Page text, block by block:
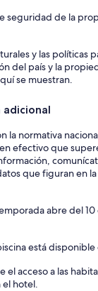
seguridad de la
y las políticas
del país y la
se muestran.
adicional
la normativa
efectivo que
que figuran en
abre del 10
está
el acceso a las
el hotel.